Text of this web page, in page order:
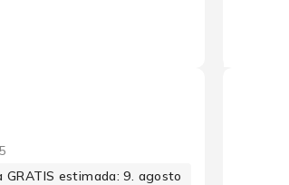
GRATIS estimada: 9. agosto